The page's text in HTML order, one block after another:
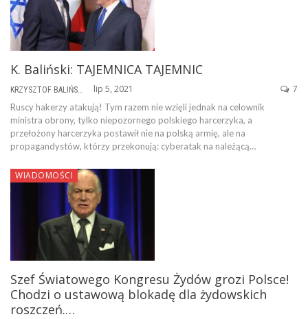
K. Baliński: TAJEMNICA TAJEMNIC
KRZYSZTOF BALIŃSKI lip 5, 2021 7
Ruscy hakerzy atakują! Tym razem nie wzięli jednak na celownik
ministra obrony, tylko niepozornego polskiego harcerzyka, a
przełożony harcerzyka postawił nie na polską armię, ale na
propagandystów, którzy przekonują: cyberatak na należącą…
WIADOMOŚCI
Szef Światowego Kongresu Żydów grozi Polsce!
Chodzi o ustawową blokadę dla żydowskich
roszczeń.…